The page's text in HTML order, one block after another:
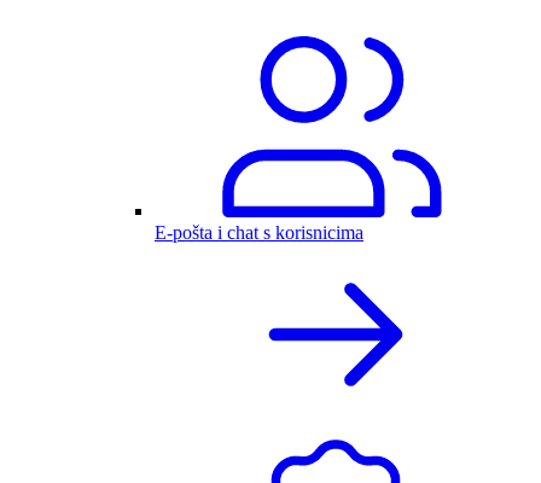
E-pošta i chat s korisnicima